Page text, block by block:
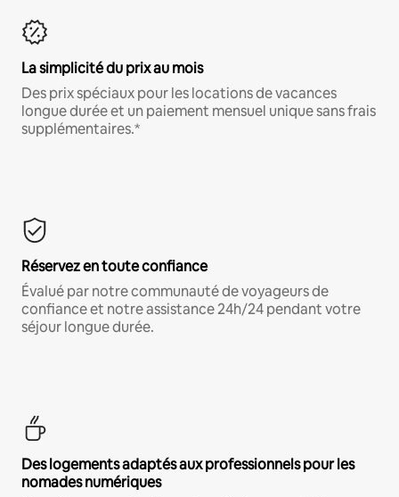
La simplicité du prix au mois
Des prix spéciaux pour les locations de vacances
longue durée et un paiement mensuel unique sans frais
supplémentaires.*
Réservez en toute confiance
Évalué par notre communauté de voyageurs de
confiance et notre assistance 24h/24 pendant votre
séjour longue durée.
Des logements adaptés aux professionnels pour les
nomades numériques